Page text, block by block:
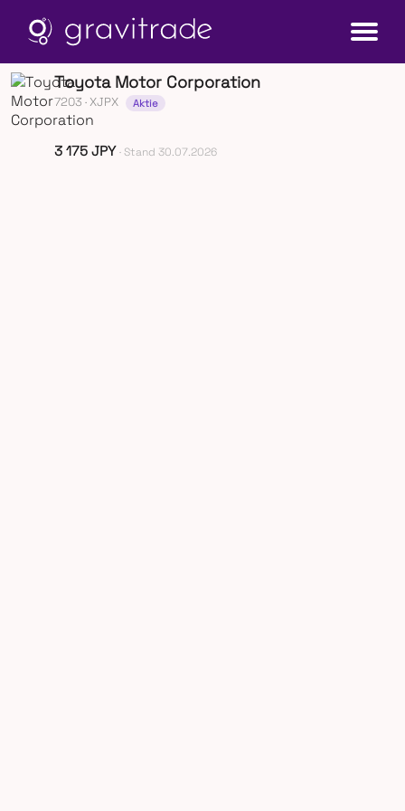
Toyota Motor Corporation
7203 · XJPX Aktie
3 175 JPY· Stand 30.07.2026